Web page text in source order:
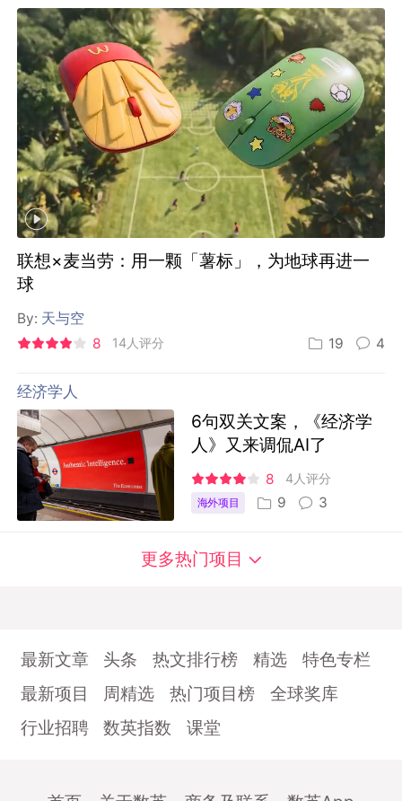
联想×麦当劳：用一颗「薯标」，为地球再进一
球
By: 天与空
8
14人评分 19 4
经济学人
6句双关文案，《经济学
人》又来调侃AI了
8 4人评分
海外项目 9 3
更多热门项目
最新文章 头条 热文排行榜 精选
特色专栏
最新项目
周精选 热门项目榜
全球奖库
行业招聘
数英指数 课堂